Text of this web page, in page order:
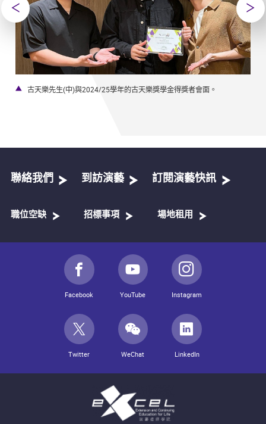
古天樂先生(中)與2024/25學年的古天樂獎學金得獎者會面。
聯絡我們 到訪演藝 訂閱演藝快訊
職位空缺 招標事項 場地租用
Facebook YouTube Instagram
Twitter WeChat LinkedIn